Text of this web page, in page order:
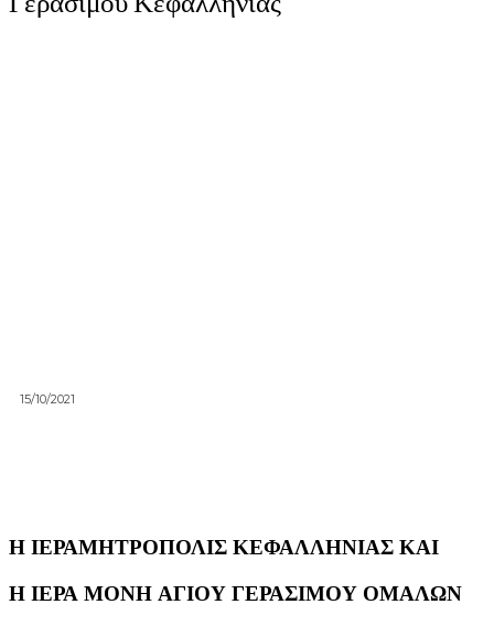
15/10/2021
Η ΙΕΡΑΜΗΤΡΟΠΟΛΙΣ ΚΕΦΑΛΛΗΝΙΑΣ ΚΑΙ
Η ΙΕΡΑ ΜΟΝΗ ΑΓΙΟΥ ΓΕΡΑΣΙΜΟΥ ΟΜΑΛΩΝ